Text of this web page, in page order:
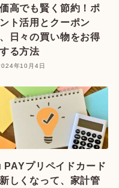
高でも賢く節約！ポ
ト活用とクーポン
日々の買い物をお得
る方法
年10月4日
PAYプリペイドカード
しくなって、家計管